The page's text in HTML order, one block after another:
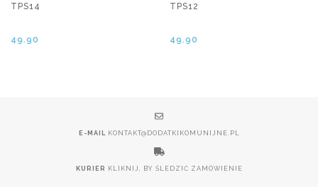
TPS14
49.90
TPS12
49.90
E-MAIL KONTAKT@DODATKIKOMUNIJNE.PL
KURIER KLIKNIJ, BY ŚLEDZIĆ ZAMÓWIENIE